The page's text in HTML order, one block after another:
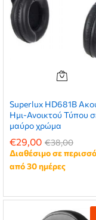
Superlux HD681B
Ημι-Ανοικτού Τύπου
μαύρο χρώμα
€29,00 €38,00
Διαθέσιμο σε
από 30 ημέρες